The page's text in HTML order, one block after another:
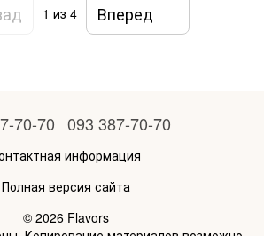
1 из 4 Вперед
70-70 093 387-70-70
информация
Полная версия сайта
© 2026 Flavors